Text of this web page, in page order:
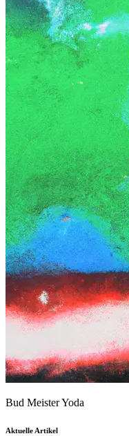
Bud Meister Yoda
Aktuelle Artikel